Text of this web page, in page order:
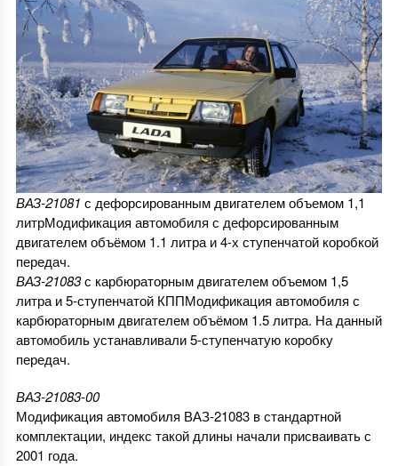
ВАЗ-21081 с дефорсированным двигателем объемом 1,1
литрМодификация автомобиля с дефорсированным
двигателем объёмом 1.1 литра и 4-х ступенчатой коробкой
передач.
ВАЗ-21083с карбюраторным двигателем объемом 1,5
литра и 5-ступенчатой КППМодификация автомобиля с
карбюраторным двигателем объёмом 1.5 литра. На данный
автомобиль устанавливали 5-ступенчатую коробку
передач.
ВАЗ-21083-00
Модификация автомобиля ВАЗ-21083 в стандартной
комплектации, индекс такой длины начали присваивать с
2001 года.